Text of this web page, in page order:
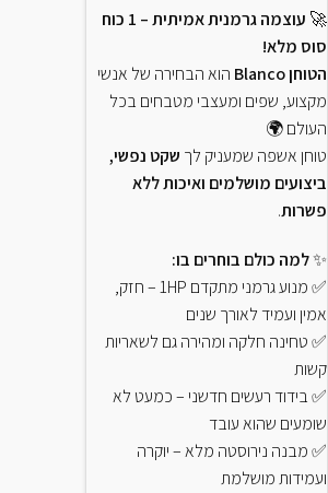
🚀
עוצמה גרמנית אמיתית – 1 כוח
סוס מלא!
הטוחן Blanco
הוא הבחירה של אנשי
מקצוע, שפים ומעצבי מטבחים בכל
העולם 🌍
טוחן אשפה שמעניק לך שקט נפשי,
ביצועים מושלמים ואיכות ללא
פשרות.
✨למה כולם בוחרים בו:
✅ מנוע גרמני מתקדם 1HP – חזק,
אמין ועמיד לאורך שנים
✅ טחינה חלקה ומהירה גם לשאריות
קשות
✅ בידוד רעשים חדשני – כמעט לא
שומעים שהוא עובד
✅ מבנה נירוסטה מלא – יוקרה
ועמידות מושלמת